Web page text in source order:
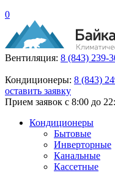
0
Вентиляция: 8 (843) 239-
Кондиционеры: 8 (843)
оставить заявку
Прием заявок с 8:00 до
Кондиционеры
Бытовые
Инверторные
Канальные
Кассетные